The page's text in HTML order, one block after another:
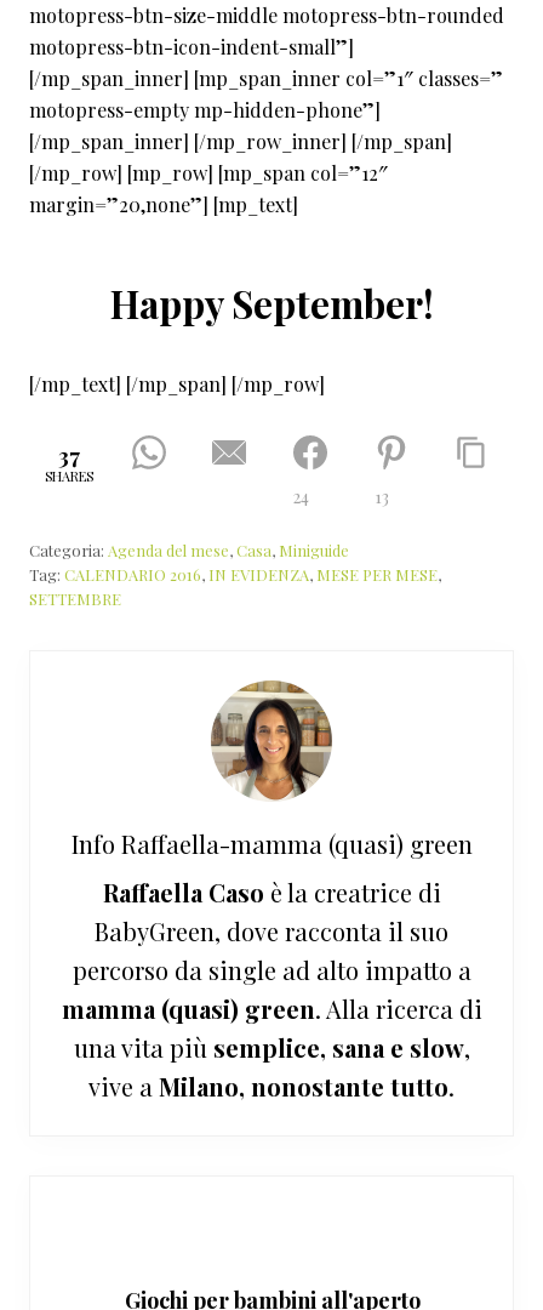
motopress-btn-size-middle motopress-btn-rounded
motopress-btn-icon-indent-small”]
[/mp_span_inner] [mp_span_inner col=”1″ classes=”
motopress-empty mp-hidden-phone”]
[/mp_span_inner] [/mp_row_inner] [/mp_span]
[/mp_row] [mp_row] [mp_span col=”12″
margin=”20,none”] [mp_text]
Happy September!
[/mp_text] [/mp_span] [/mp_row]
37
SHARES
24 13
Categoria: Agenda del mese,Casa, Miniguide
Tag: CALENDARIO 2016, IN EVIDENZA, MESE PER MESE,
SETTEMBRE
Info Raffaella-mamma (quasi) green
Raffaella Caso è la creatrice di
BabyGreen, dove racconta il suo
percorso da single ad alto impatto a
mamma (quasi) green. Alla ricerca di
una vita più semplice, sana e slow,
vive a Milano, nonostante tutto.
Giochi per bambini all'aperto